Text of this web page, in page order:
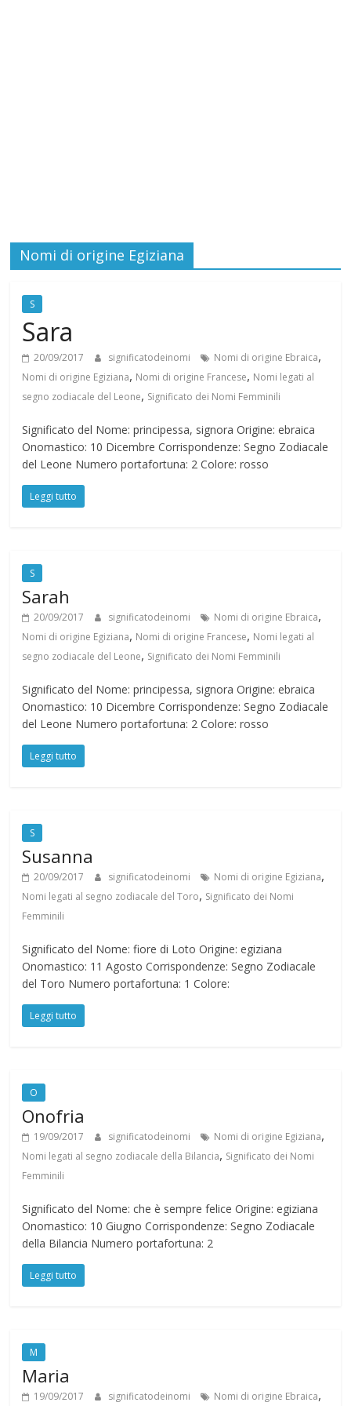
d
e
N
o
m
Nomi di origine Egiziana
S
Sara
20/09/2017 significatodeinomi Nomi di origine Ebraica,
Nomi di origine Egiziana, Nomi di origine Francese, Nomi legati al
segno zodiacale del Leone, Significato dei Nomi Femminili
Significato del Nome: principessa, signora Origine: ebraica
Onomastico: 10 Dicembre Corrispondenze: Segno Zodiacale
del Leone Numero portafortuna: 2 Colore: rosso
Leggi tutto
S
Sarah
20/09/2017 significatodeinomi Nomi di origine Ebraica,
Nomi di origine Egiziana, Nomi di origine Francese, Nomi legati al
segno zodiacale del Leone, Significato dei Nomi Femminili
Significato del Nome: principessa, signora Origine: ebraica
Onomastico: 10 Dicembre Corrispondenze: Segno Zodiacale
del Leone Numero portafortuna: 2 Colore: rosso
Leggi tutto
S
Susanna
20/09/2017 significatodeinomi Nomi di origine Egiziana,
Nomi legati al segno zodiacale del Toro, Significato dei Nomi
Femminili
Significato del Nome: fiore di Loto Origine: egiziana
Onomastico: 11 Agosto Corrispondenze: Segno Zodiacale
del Toro Numero portafortuna: 1 Colore:
Leggi tutto
O
Onofria
19/09/2017 significatodeinomi Nomi di origine Egiziana,
Nomi legati al segno zodiacale della Bilancia, Significato dei Nomi
Femminili
Significato del Nome: che è sempre felice Origine: egiziana
Onomastico: 10 Giugno Corrispondenze: Segno Zodiacale
della Bilancia Numero portafortuna: 2
Leggi tutto
M
Maria
19/09/2017 significatodeinomi Nomi di origine Ebraica,